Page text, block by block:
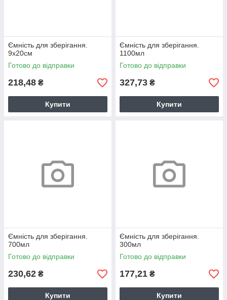
Ємність для зберігання.
9х20см
Готово до відправки
218,48 ₴
Купити
Ємність для зберігання.
1100мл
Готово до відправки
327,73 ₴
Купити
Ємність для зберігання.
700мл
Готово до відправки
230,62 ₴
Купити
Ємність для зберігання.
300мл
Готово до відправки
177,21 ₴
Купити